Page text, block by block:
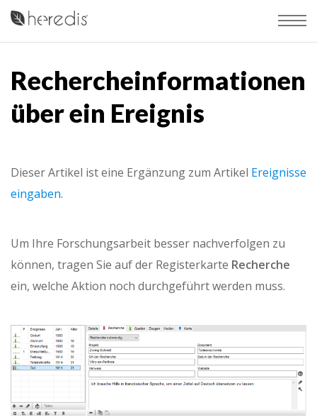
Rechercheinformationen
über ein Ereignis
Dieser Artikel ist eine Ergänzung zum Artikel Ereignisse
eingaben.
Um Ihre Forschungsarbeit besser nachverfolgen zu
können, tragen Sie auf der Registerkarte Recherche
ein, welche Aktion noch durchgeführt werden muss.